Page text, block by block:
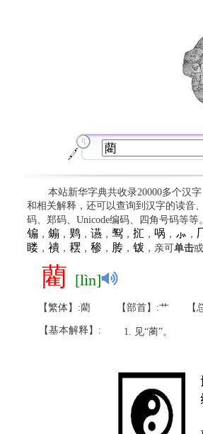
本站新华字典共收录20000多个汉
和相关解释，还可以查询到汉字的读音
码、郑码、Unicode编码、四角号码等等
䦂 ， 䥇 ， 䴗， 䜩， 䴕， 㧟 ， 㖞 ， ⺗ ， 𠂆
䁖， 䙡， 䎬 ， 䅟， 䏝， 䥽，亲可单击
藺 [lìn]
【繁体】:藺 【部首】:艹 【
【基本解释】: 见“蔺”。